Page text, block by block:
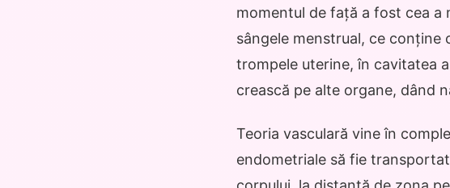
momentul de față a fost cea a
sângele menstrual, ce conține
trompele uterine, în cavitatea
crească pe alte organe, dând
Teoria vasculară vine în
endometriale să fie